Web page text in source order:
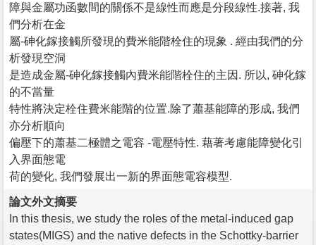
障與金屬功函數間的關係不是線性而應是分段線性.接著, 我
們分析在金
屬-砷化鎵接觸所發現的費米能階栓住的現象 . 經由我們的分
析發現空洞
是造成金屬-砷化鎵接觸內費米能階栓住的主因. 所以, 砷化鎵
的不當量
特性將決定栓住費米能階的位置.除了蕭基能障的形成, 我們
亦分析順向
偏壓下的蕭基二極體之電容 -電壓特性. 藉著考慮能障變化引
入界面態電
荷的變化, 我們發展出一新的界面態電容模型.
論文外文摘要
In this thesis, we study the roles of the metal-induced gap
states(MIGS) and the native defects in the Schottky-barrier